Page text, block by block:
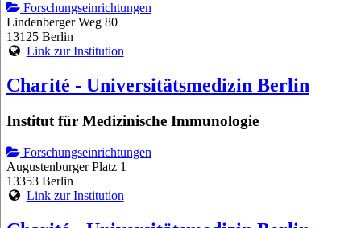
Forschungseinrichtungen
Lindenberger Weg 80
13125 Berlin
Link zur Institution
Charité - Universitätsmedizin Berlin
Institut für Medizinische Immunologie
Forschungseinrichtungen
Augustenburger Platz 1
13353 Berlin
Link zur Institution